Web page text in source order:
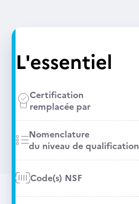
L'essentiel
Certification
remplacée par
Nomenclature
du niveau de qualification
Code(s) NSF